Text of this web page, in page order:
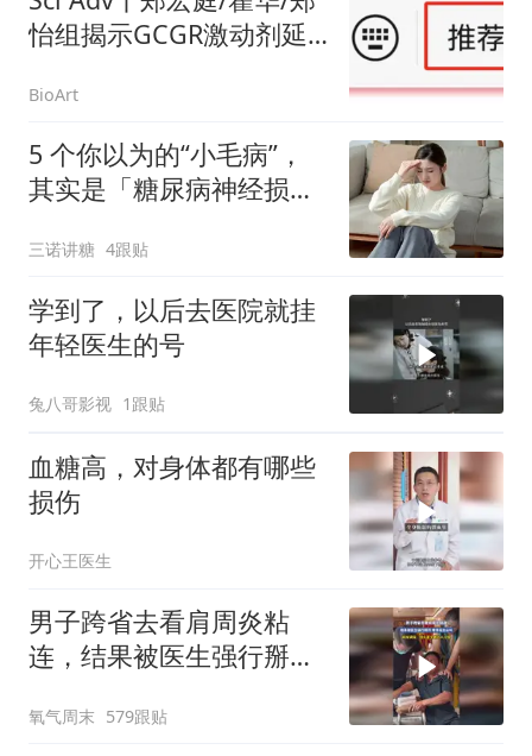
怡组揭示GCGR激动剂延
BioArt
5 个你以为的“小毛病”，
其实是「糖尿病神经损
三诺讲糖 4跟贴
学到了，以后去医院就挂
年轻医生的号
兔八哥影视 1跟贴
血糖高，对身体都有哪些
损伤
开心王医生
男子跨省去看肩周炎粘
连，结果被医生强行掰
氧气周末 579跟贴